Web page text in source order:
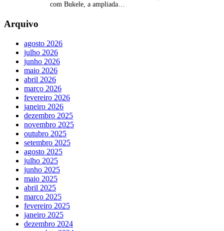
com Bukele, a ampliada…
Arquivo
agosto 2026
julho 2026
junho 2026
maio 2026
abril 2026
março 2026
fevereiro 2026
janeiro 2026
dezembro 2025
novembro 2025
outubro 2025
setembro 2025
agosto 2025
julho 2025
junho 2025
maio 2025
abril 2025
março 2025
fevereiro 2025
janeiro 2025
dezembro 2024